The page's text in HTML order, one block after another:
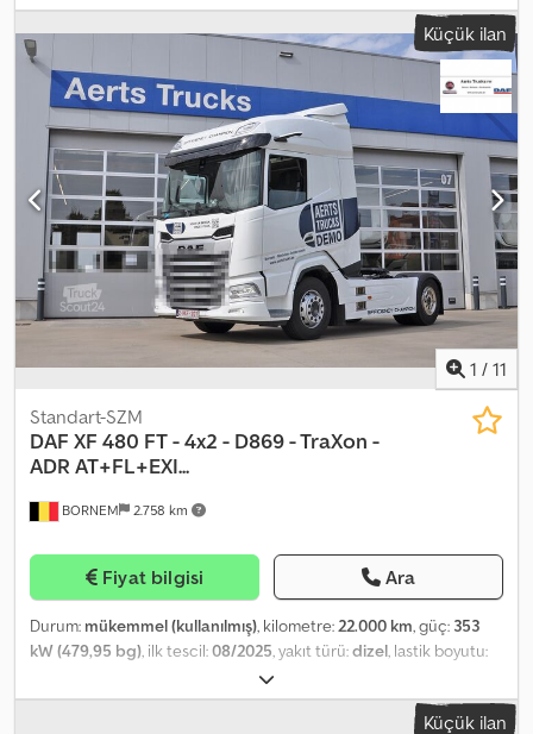
(TÜV):06/2023, yükleme alanı uzunluğu:13.162 mm, yükleme alanı
genişliği:2.470 mm, yükleme alanı yüksekliği:2.650 mm
süspansiyon:
385.65 r 22.5 , renk:beyaz, Üretim
yılı: 2014, Donanım:ABS, soğutma ünitesi, Schmitz refrigerated
semi-trailer, year 2014, 3 axles with 430 mm disc brakes, isothermal
bodywork in 'Ferrolast' complying with ATP FRC standards, valid
until 31/08/2023. Features include recessed internal racking, rear
shutter door, aluminum floor, internal height 2.65 m, Thermo King
SLXE 400 diesel-electric refrigeration unit, temperature
controller, serviced until 30/06/2023. DEALER: INTERDRIVE SRL,
PARMA. Dkjdpfx Aielav R Ho Ier
Küçük ilan
1 / 11
BORNEM 2.758 km
Standart-SZM
DAF XF 480 FT - 4x2 - D869 - TraXon -
ADR AT+FL+EXI...
Fiyat bilgisi Ara
Durum: mükemmel (kullanılmış), kilometre:22.000 km, güç: 353
kW (479,95 bg), ilk tescil:08/2025, yakıt türü:dizel, lastik boyutu:
, dingil konfigürasyonu:
yakıt:dizel, renk:beyaz, şoför kabini:yataklı kabin, vites türü:
, süspansiyon:diğer,
Küçük ilan